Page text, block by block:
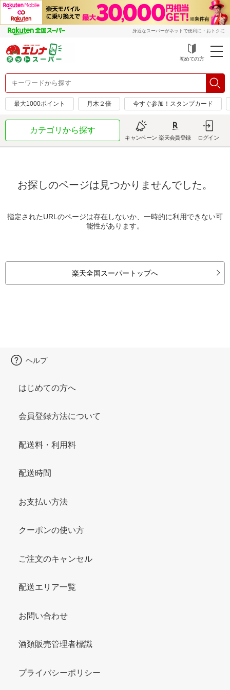
身近なスーパーがネットで便利に・おトクに
初めての方
最大1000ポイント 月木２倍 今すぐ参加！スタンプカード
カテゴリから探す
キャンペーン 楽天会員登録 ログイン
お探しのページは見つかりませんでした。
指定されたURLのページは存在しないか、一時的に利用できない可
能性があります。
楽天全国スーパートップへ
ヘルプ
はじめての方へ
会員登録方法について
配送料・利用料
配送時間
お支払い方法
クーポンの使い方
ご注文のキャンセル
配送エリア一覧
お問い合わせ
酒類販売管理者標識
プライバシーポリシー